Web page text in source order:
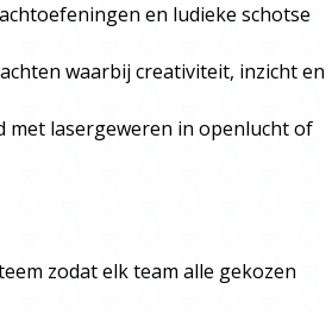
en ludieke schotse
waarbij creativiteit, inzicht en
met lasergeweren in openlucht of
zodat elk team alle gekozen